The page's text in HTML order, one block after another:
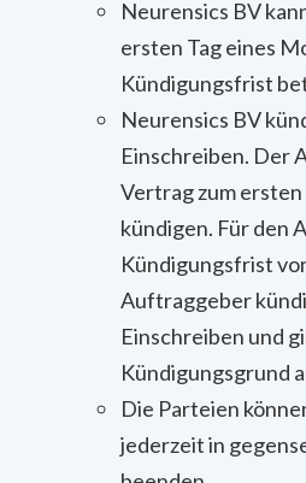
Neurensics BV
ersten Tag eines
Kündigungsfrist
Neurensics BV
Einschreiben. Der
Vertrag zum
kündigen. Für den
Kündigungsfrist
Auftraggeber
Einschreiben und
Kündigungsgrund
Die Parteien
jederzeit in